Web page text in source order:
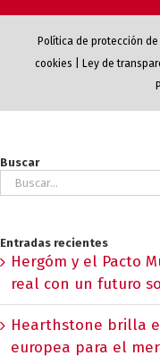
Política de protección
cookies
Ley de
Buscar
Buscar:
Entradas recientes
Hergóm y el Pacto
real con un futuro
Hearthstone brilla
europea para el